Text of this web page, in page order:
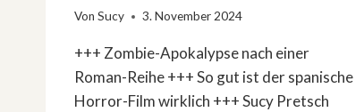
Von Sucy 3. November 2024
+++ Zombie-Apokalypse nach einer
Roman-Reihe +++ So gut ist der spanische
Horror-Film wirklich +++ Sucy Pretsch